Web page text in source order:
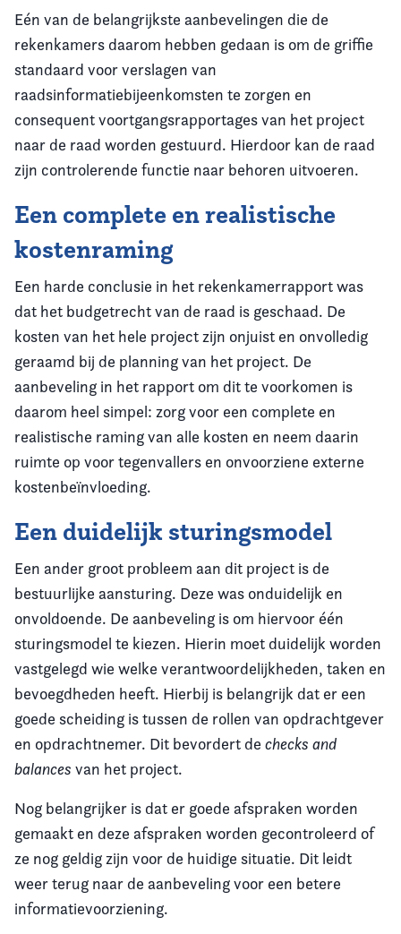
Eén van de belangrijkste aanbevelingen die de
rekenkamers daarom hebben gedaan is om de griffie
standaard voor verslagen van
raadsinformatiebijeenkomsten te zorgen en
consequent voortgangsrapportages van het project
naar de raad worden gestuurd. Hierdoor kan de raad
zijn controlerende functie naar behoren uitvoeren.
Een complete en realistische
kostenraming
Een harde conclusie in het rekenkamerrapport was
dat het budgetrecht van de raad is geschaad. De
kosten van het hele project zijn onjuist en onvolledig
geraamd bij de planning van het project. De
aanbeveling in het rapport om dit te voorkomen is
daarom heel simpel: zorg voor een complete en
realistische raming van alle kosten en neem daarin
ruimte op voor tegenvallers en onvoorziene externe
kostenbeïnvloeding.
Een duidelijk sturingsmodel
Een ander groot probleem aan dit project is de
bestuurlijke aansturing. Deze was onduidelijk en
onvoldoende. De aanbeveling is om hiervoor één
sturingsmodel te kiezen. Hierin moet duidelijk worden
vastgelegd wie welke verantwoordelijkheden, taken en
bevoegdheden heeft. Hierbij is belangrijk dat er een
goede scheiding is tussen de rollen van opdrachtgever
en opdrachtnemer. Dit bevordert de checks and
balances van het project.
Nog belangrijker is dat er goede afspraken worden
gemaakt en deze afspraken worden gecontroleerd of
ze nog geldig zijn voor de huidige situatie. Dit leidt
weer terug naar de aanbeveling voor een betere
informatievoorziening.